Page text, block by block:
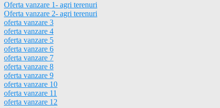
Oferta vanzare 1- agri terenuri
Oferta vanzare 2- agri terenuri
oferta vanzare 3
oferta vanzare 4
oferta vanzare 5
oferta vanzare 6
oferta vanzare 7
oferta vanzare 8
oferta vanzare 9
oferta vanzare 10
oferta vanzare 11
oferta vanzare 12